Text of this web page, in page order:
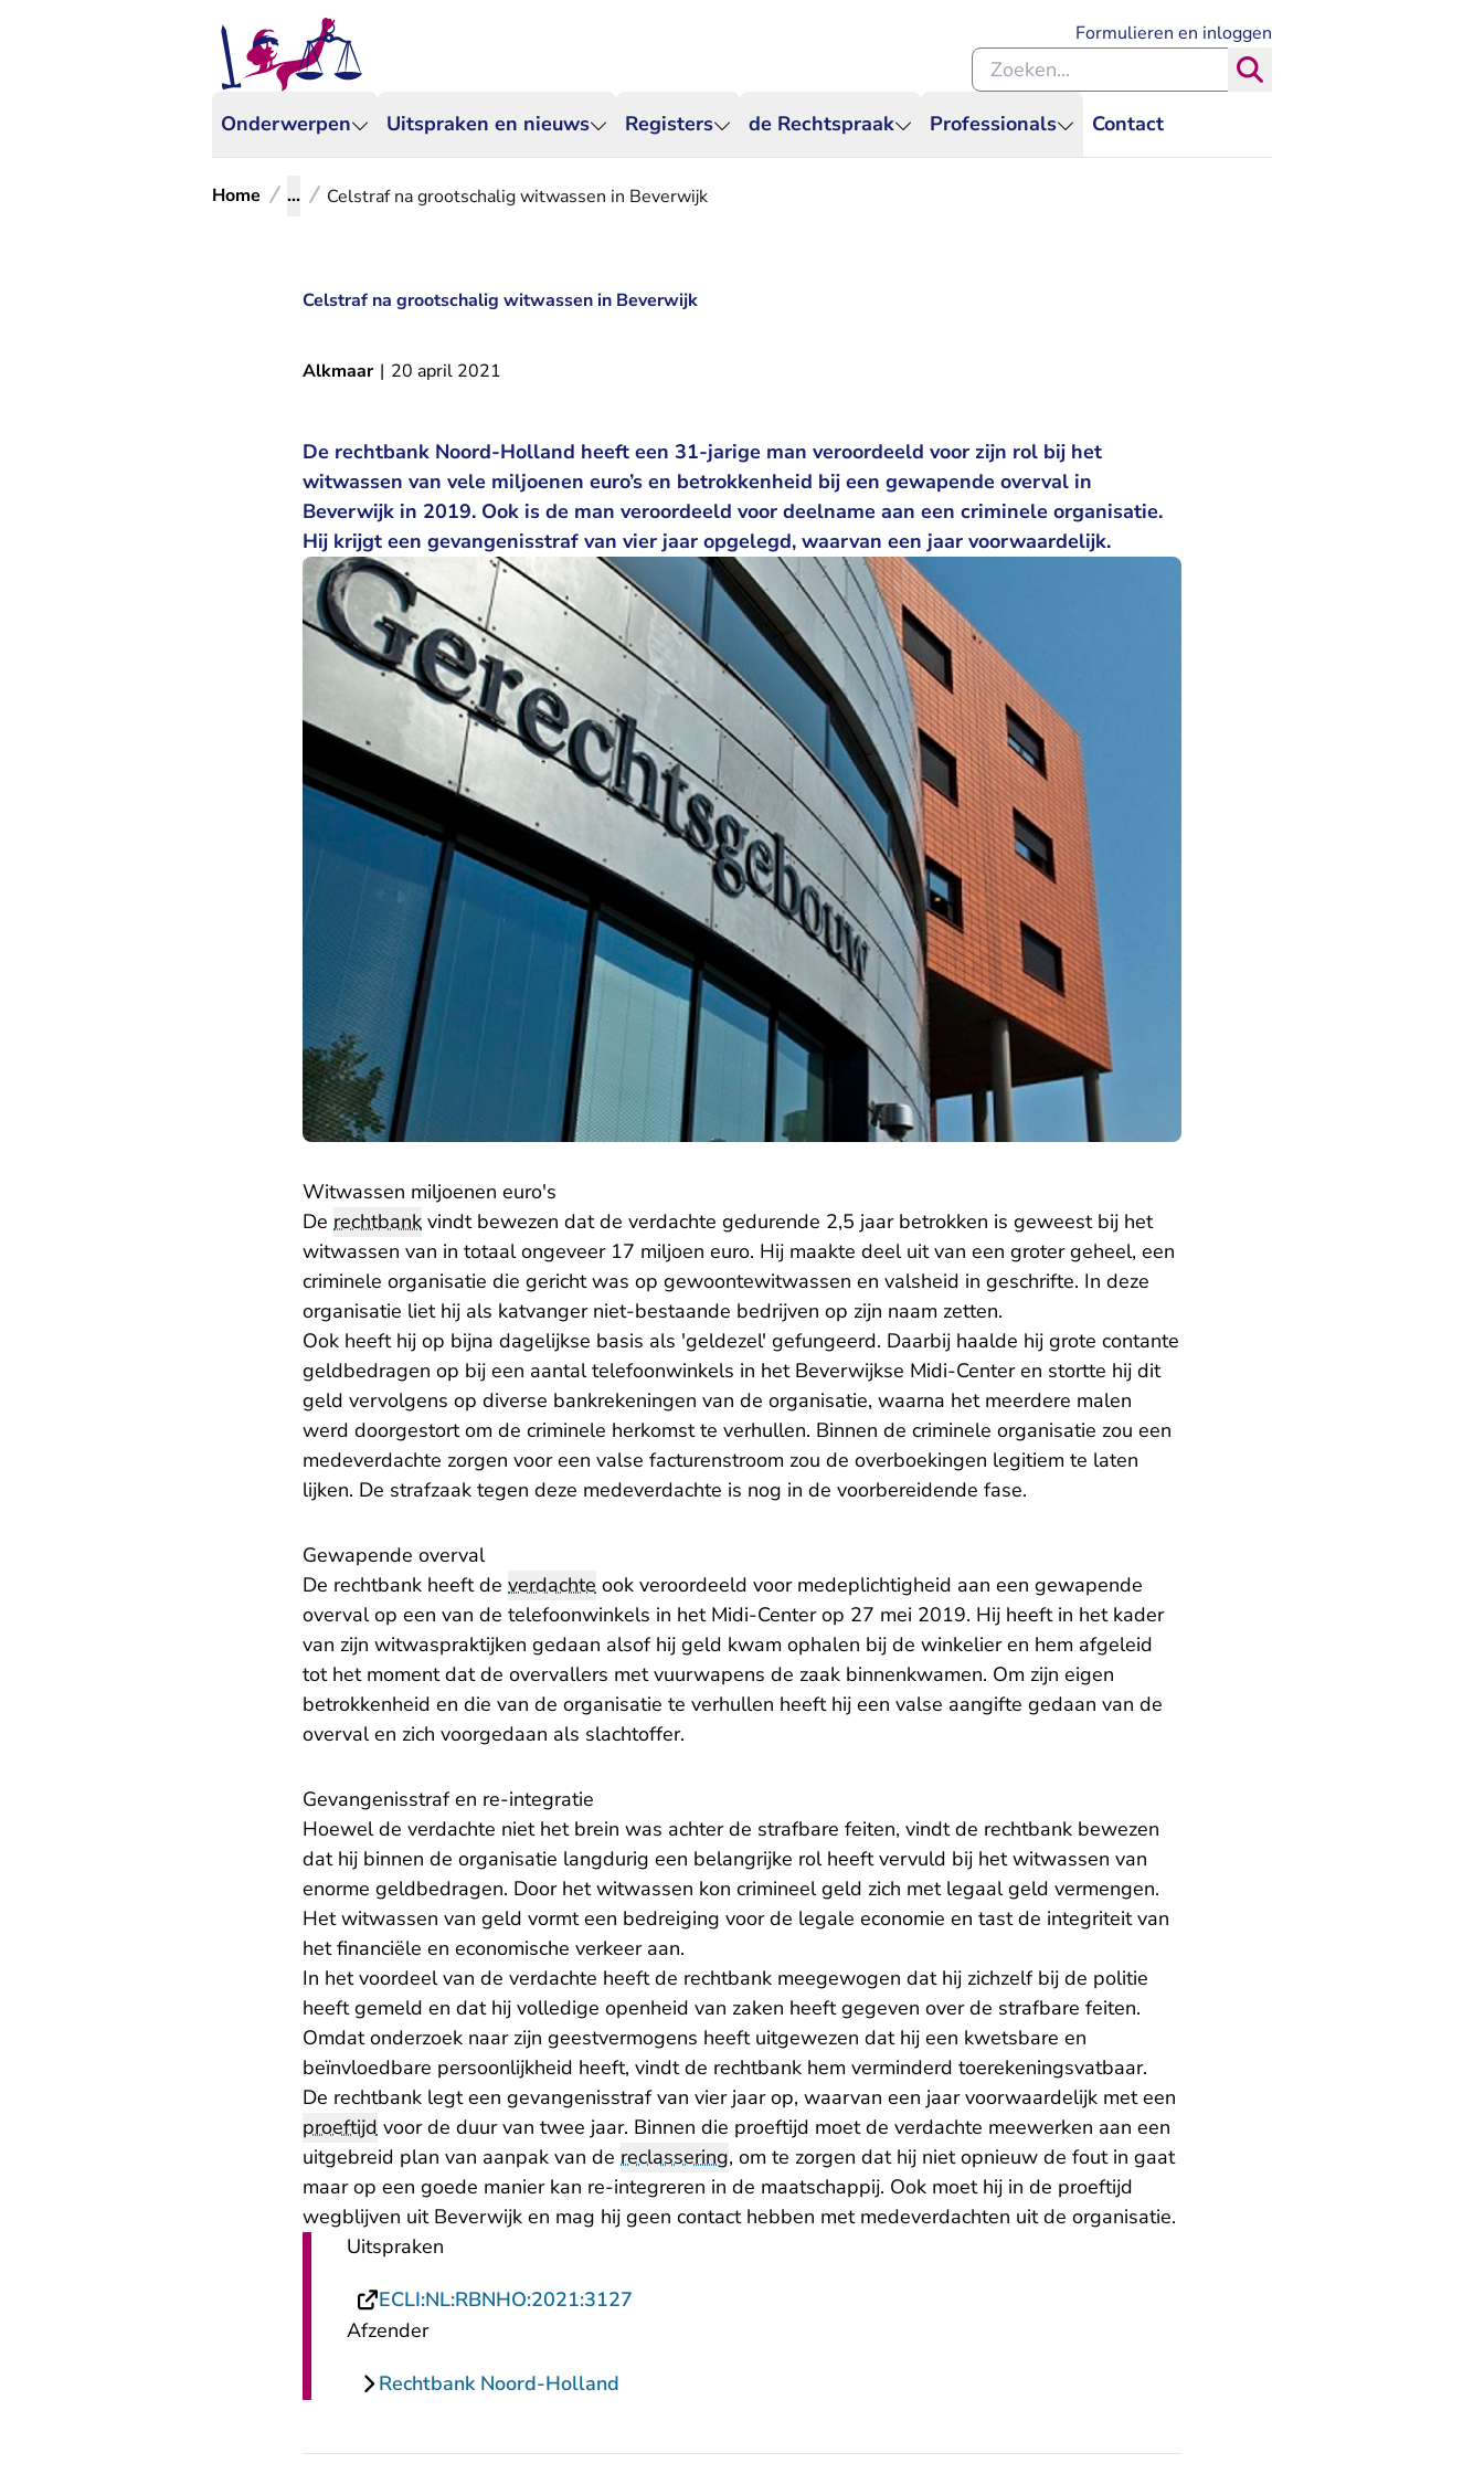
Onderwerpen Uitspraken en nieuws Registers de Rechtspraak Professionals Contact
Formulieren en inloggen
Zoeken binnen de Rechtspraak
Home ... Celstraf na grootschalig witwassen in Beverwijk
Celstraf na grootschalig witwassen in Beverwijk
Alkmaar | 20 april 2021
De rechtbank Noord-Holland heeft een 31-jarige man veroordeeld voor zijn rol bij het
witwassen van vele miljoenen euro’s en betrokkenheid bij een gewapende overval in
Beverwijk in 2019. Ook is de man veroordeeld voor deelname aan een criminele organisatie.
Hij krijgt een gevangenisstraf van vier jaar opgelegd, waarvan een jaar voorwaardelijk.
Witwassen miljoenen euro's
De rechtbank vindt bewezen dat de verdachte gedurende 2,5 jaar betrokken is geweest bij het
witwassen van in totaal ongeveer 17 miljoen euro. Hij maakte deel uit van een groter geheel, een
criminele organisatie die gericht was op gewoontewitwassen en valsheid in geschrifte. In deze
organisatie liet hij als katvanger niet-bestaande bedrijven op zijn naam zetten.
Ook heeft hij op bijna dagelijkse basis als 'geldezel' gefungeerd. Daarbij haalde hij grote contante
geldbedragen op bij een aantal telefoonwinkels in het Beverwijkse Midi-Center en stortte hij dit
geld vervolgens op diverse bankrekeningen van de organisatie, waarna het meerdere malen
werd doorgestort om de criminele herkomst te verhullen. Binnen de criminele organisatie zou een
medeverdachte zorgen voor een valse facturenstroom zou de overboekingen legitiem te laten
lijken. De strafzaak tegen deze medeverdachte is nog in de voorbereidende fase.
Gewapende overval
De rechtbank heeft de verdachte ook veroordeeld voor medeplichtigheid aan een gewapende
overval op een van de telefoonwinkels in het Midi-Center op 27 mei 2019. Hij heeft in het kader
van zijn witwaspraktijken gedaan alsof hij geld kwam ophalen bij de winkelier en hem afgeleid
tot het moment dat de overvallers met vuurwapens de zaak binnenkwamen. Om zijn eigen
betrokkenheid en die van de organisatie te verhullen heeft hij een valse aangifte gedaan van de
overval en zich voorgedaan als slachtoffer.
Gevangenisstraf en re-integratie
Hoewel de verdachte niet het brein was achter de strafbare feiten, vindt de rechtbank bewezen
dat hij binnen de organisatie langdurig een belangrijke rol heeft vervuld bij het witwassen van
enorme geldbedragen. Door het witwassen kon crimineel geld zich met legaal geld vermengen.
Het witwassen van geld vormt een bedreiging voor de legale economie en tast de integriteit van
het financiële en economische verkeer aan.
In het voordeel van de verdachte heeft de rechtbank meegewogen dat hij zichzelf bij de politie
heeft gemeld en dat hij volledige openheid van zaken heeft gegeven over de strafbare feiten.
Omdat onderzoek naar zijn geestvermogens heeft uitgewezen dat hij een kwetsbare en
beïnvloedbare persoonlijkheid heeft, vindt de rechtbank hem verminderd toerekeningsvatbaar.
De rechtbank legt een gevangenisstraf van vier jaar op, waarvan een jaar voorwaardelijk met een
proeftijd voor de duur van twee jaar. Binnen die proeftijd moet de verdachte meewerken aan een
uitgebreid plan van aanpak van de reclassering, om te zorgen dat hij niet opnieuw de fout in gaat
maar op een goede manier kan re-integreren in de maatschappij. Ook moet hij in de proeftijd
wegblijven uit Beverwijk en mag hij geen contact hebben met medeverdachten uit de organisatie.
Uitspraken
ECLI:NL:RBNHO:2021:3127
Afzender
Rechtbank Noord-Holland